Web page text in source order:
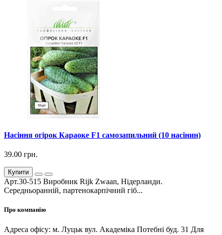
Насіння огірок Караоке F1 самозапильний (10 насінин)
39.00 грн.
Купити
Арт.30-515 Виробник Rijk Zwaan, Нідерланди.
Середньоранній, партенокарпічний гіб...
Про компанію
Адреса офісу: м. Луцьк вул. Академіка Потебні буд. 31 Для